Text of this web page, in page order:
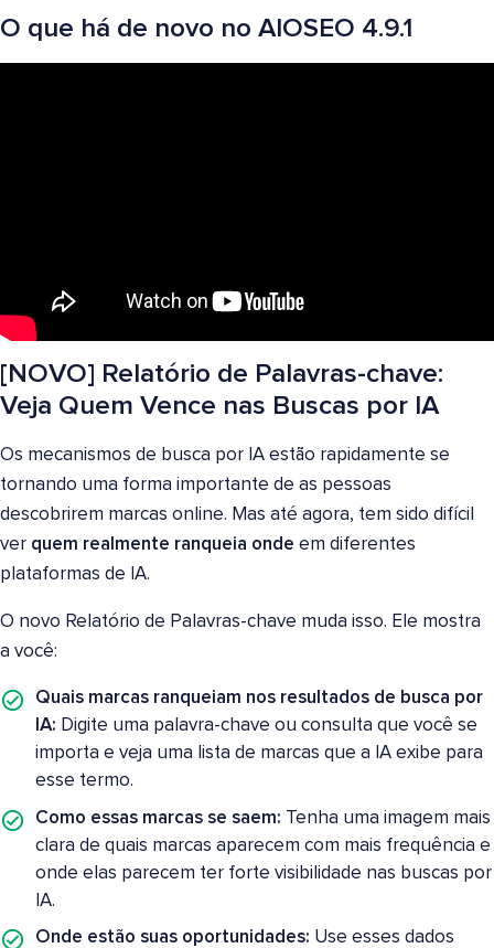
O que há de novo no AIOSEO 4.9.1
[NOVO] Relatório de Palavras-chave:
Veja Quem Vence nas Buscas por IA
Os mecanismos de busca por IA estão rapidamente se
tornando uma forma importante de as pessoas
descobrirem marcas online. Mas até agora, tem sido difícil
ver quem realmente ranqueia onde em diferentes
plataformas de IA.
O novo Relatório de Palavras-chave muda isso. Ele mostra
a você:
Quais marcas ranqueiam nos resultados de busca por
IA: Digite uma palavra-chave ou consulta que você se
importa e veja uma lista de marcas que a IA exibe para
esse termo.
Como essas marcas se saem: Tenha uma imagem mais
clara de quais marcas aparecem com mais frequência e
onde elas parecem ter forte visibilidade nas buscas por
IA.
Onde estão suas oportunidades: Use esses dados